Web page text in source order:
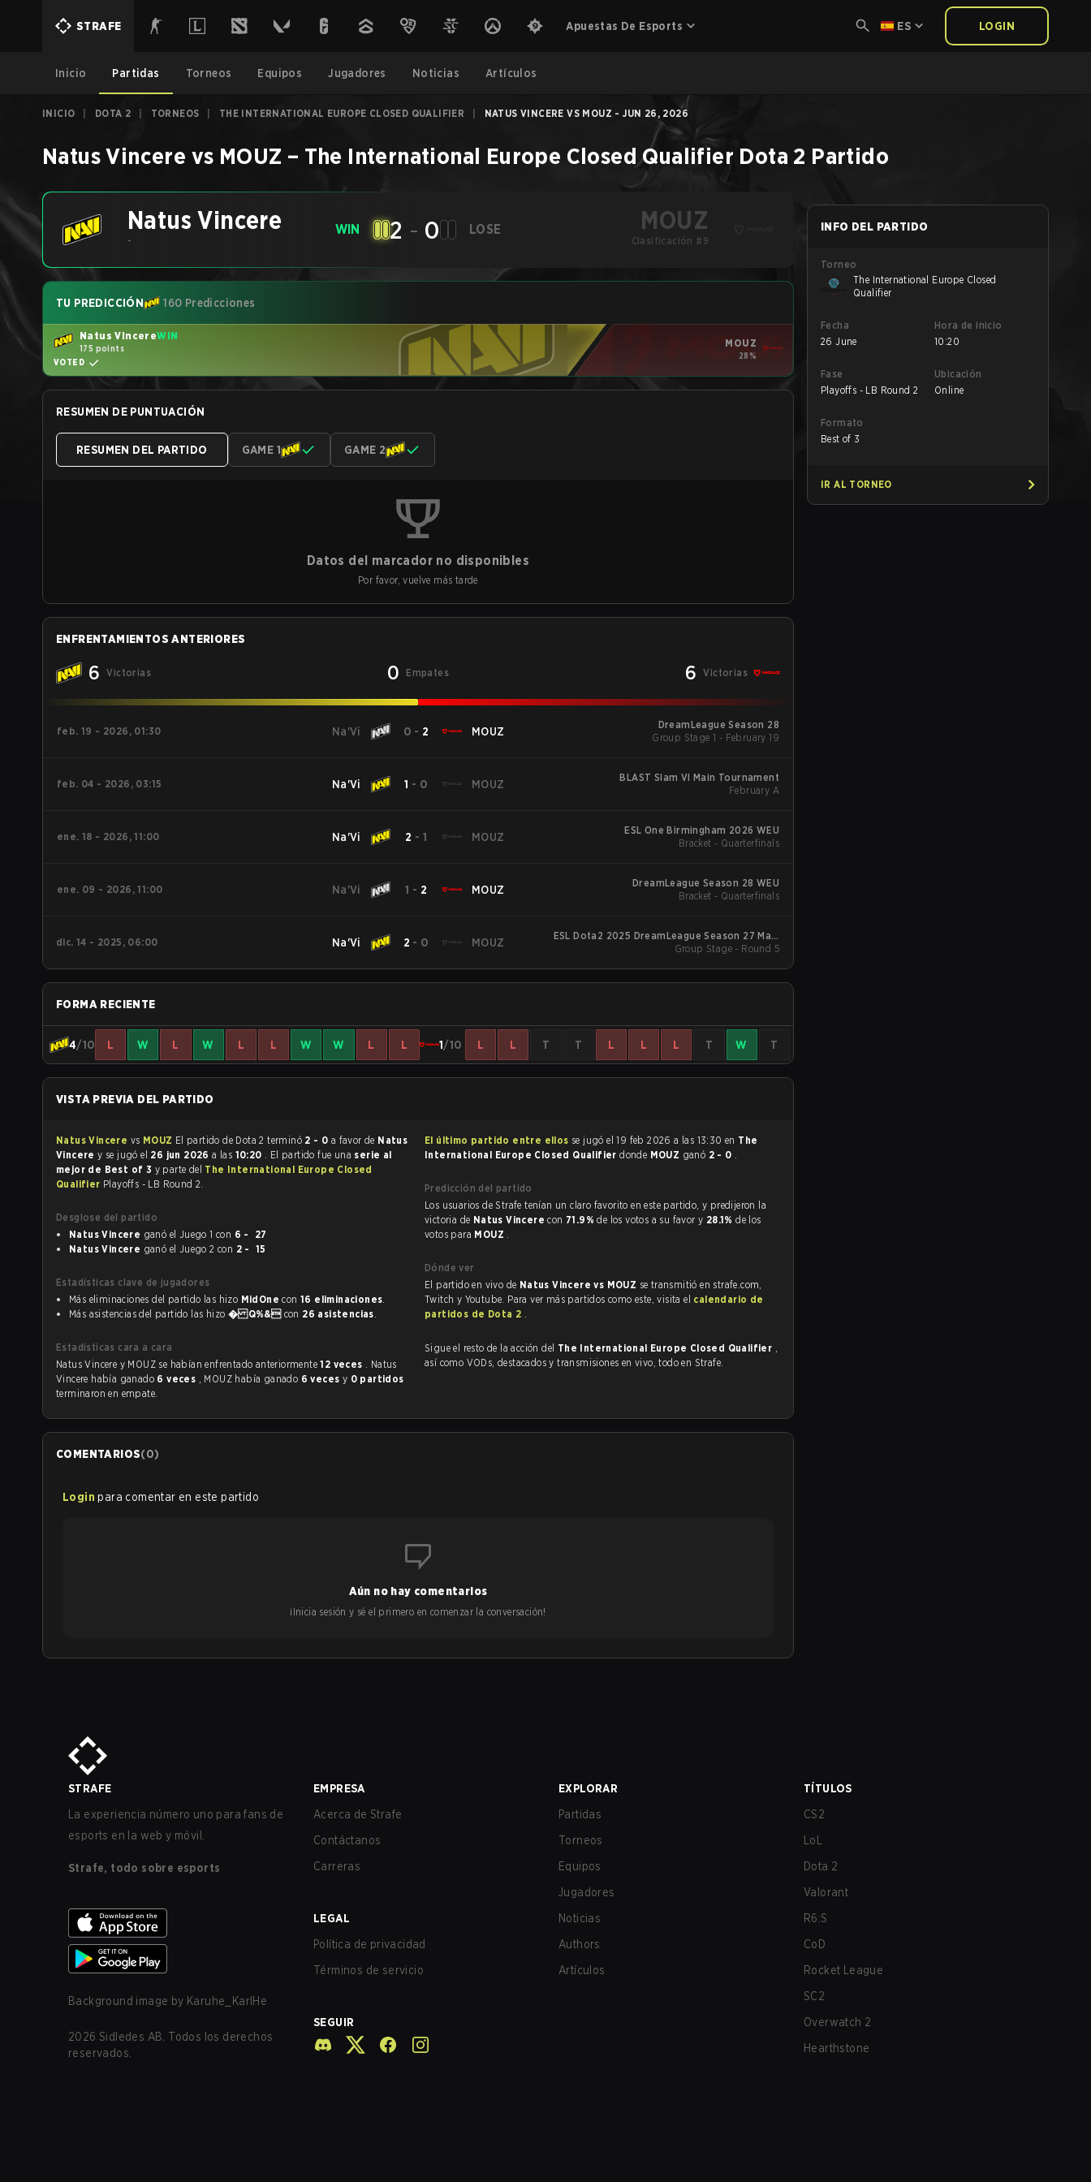
STRAFE Apuestas De Esports ES LOGIN
Inicio Partidas Torneos Equipos Jugadores Noticias Artículos
INICIO DOTA 2 TORNEOS THE INTERNATIONAL EUROPE CLOSED QUALIFIER NATUS VINCERE VS MOUZ - JUN 26, 2026
Natus Vincere vs MOUZ – The International Europe Closed Qualifier Dota 2 Partido
Natus Vincere
-
WIN 2 - 0 LOSE MOUZ
Clasificación #9
TU PREDICCIÓN 160 Predicciones
Natus VincereWIN
175 points
VOTED
MOUZ
28%
RESUMEN DE PUNTUACIÓN
RESUMEN DEL PARTIDO GAME 1 GAME 2
Datos del marcador no disponibles
Por favor, vuelve más tarde
ENFRENTAMIENTOS ANTERIORES
6 Victorias 0 Empates 6 Victorias
feb. 19 - 2026, 01:30 Na'Vi 0 - 2 MOUZ
DreamLeague Season 28
Group Stage 1 - February 19
feb. 04 - 2026, 03:15 Na'Vi 1 - 0 MOUZ
BLAST Slam VI Main Tournament
February A
ene. 18 - 2026, 11:00 Na'Vi 2 - 1 MOUZ
ESL One Birmingham 2026 WEU
Bracket - Quarterfinals
ene. 09 - 2026, 11:00 Na'Vi 1 - 2 MOUZ
DreamLeague Season 28 WEU
Bracket - Quarterfinals
dic. 14 - 2025, 06:00 Na'Vi 2 - 0 MOUZ
ESL Dota2 2025 DreamLeague Season 27 Main
Event
Group Stage - Round 5
FORMA RECIENTE
4/10 L W L W L L W W L L 1/10 L L T T L L L T W T
VISTA PREVIA DEL PARTIDO
Natus Vincere vs MOUZ El partido de Dota 2 terminó 2 - 0 a favor de Natus
Vincerey se jugó el 26 jun 2026a las 10:20 . El partido fue una serie al
mejor de Best of 3 y parte del The International Europe Closed
Qualifier Playoffs - LB Round 2.
Desglose del partido
Natus Vincere
ganó el Juego 1 con
6 - 27
Natus Vincere
ganó el Juego 2 con 2 - 15
Estadísticas clave de jugadores
Más eliminaciones del partido las hizo MidOne con 16 eliminaciones.
Más asistencias del partido las hizo � Q%&con 26 asistencias.
Estadísticas cara a cara
Natus Vincere y MOUZ se habían enfrentado anteriormente12 veces . Natus
Vincere había ganado 6 veces , MOUZ había ganado 6 veces y 0 partidos
terminaron en empate.
El último partido entre ellos se jugó el 19 feb 2026 a las 13:30 en The
International Europe Closed Qualifierdonde MOUZ ganó 2 - 0 .
Predicción del partido
Los usuarios de Strafe tenían un claro favorito en este partido, y predijeron la
victoria de Natus Vincerecon 71.9%de los votos a su favor y 28.1%de los
votos para MOUZ .
Dónde ver
El partido en vivo de Natus Vincere vs MOUZ se transmitió en strafe.com,
Twitch y Youtube. Para ver más partidos como este, visita el calendario de
partidos de Dota 2 .
Sigue el resto de la acción del The International Europe Closed Qualifier ,
así como VODs, destacados y transmisiones en vivo, todo en Strafe.
COMENTARIOS(0)
Login para comentar en este partido
Aún no hay comentarios
¡Inicia sesión y sé el primero en comenzar la conversación!
INFO DEL PARTIDO
Torneo
The International Europe Closed
Qualifier
Fecha
26 June
Hora de inicio
10:20
Fase
Playoffs - LB Round 2
Ubicación
Online
Formato
Best of 3
IR AL TORNEO
STRAFE
La experiencia número uno para fans de
esports en la web y móvil.
Strafe, todo sobre esports
Background image by Karuhe_KarlHe
2026 Sidledes AB. Todos los derechos
reservados.
EMPRESA
Acerca de Strafe
Contáctanos
Carreras
LEGAL
Política de privacidad
Términos de servicio
SEGUIR
EXPLORAR
Partidas
Torneos
Equipos
Jugadores
Noticias
Authors
Artículos
TÍTULOS
CS2
LoL
Dota 2
Valorant
R6:S
CoD
Rocket League
SC2
Overwatch 2
Hearthstone